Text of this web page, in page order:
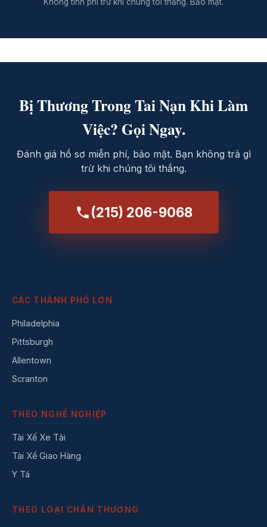
Bị Thương Trong Tai Nạn Khi Làm
Việc? Gọi Ngay.
Đánh giá hồ sơ miễn phí, bảo mật. Bạn không trả gì
trừ khi chúng tôi thắng.
(215) 206-9068
CÁC THÀNH PHỐ LỚN
Philadelphia
Pittsburgh
Allentown
Scranton
THEO NGHỀ NGHIỆP
Tài Xế Xe Tải
Tài Xế Giao Hàng
Y Tá
THEO LOẠI CHẤN THƯƠNG